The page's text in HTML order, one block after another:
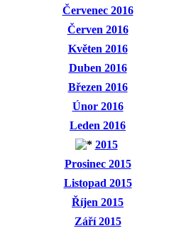
Červenec 2016
Červen 2016
Květen 2016
Duben 2016
Březen 2016
Únor 2016
Leden 2016
2015
Prosinec 2015
Listopad 2015
Říjen 2015
Září 2015